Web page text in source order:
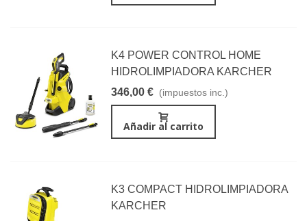
K4 POWER CONTROL HOME
HIDROLIMPIADORA KARCHER
346,00 € (impuestos inc.)
Añadir al carrito
K3 COMPACT HIDROLIMPIADORA
KARCHER